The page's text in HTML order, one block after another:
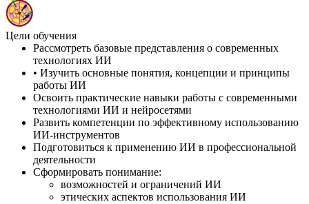
Цели обучения
Рассмотреть базовые представления о современных
технологиях ИИ
• Изучить основные понятия, концепции и принципы
работы ИИ
Освоить практические навыки работы с современными
технологиями ИИ и нейросетями
Развить компетенции по эффективному использованию
ИИ-инструментов
Подготовиться к применению ИИ в профессиональной
деятельности
Сформировать понимание:
возможностей и ограничений ИИ
этических аспектов использования ИИ